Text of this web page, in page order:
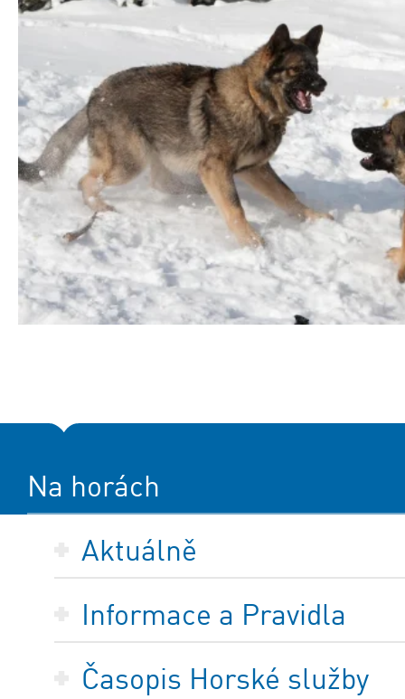
Na horách
Aktuálně
Informace a Pravidla
Časopis Horské služby